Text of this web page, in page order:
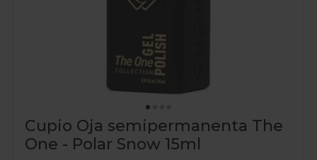
Cupio Oja semipermanenta The
One - Polar Snow 15ml